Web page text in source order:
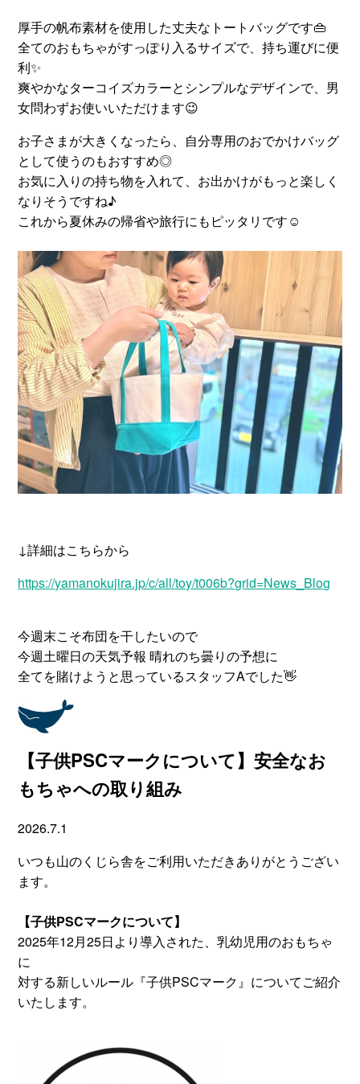
厚手の帆布素材を使用した丈夫なトートバッグです👜
全てのおもちゃがすっぽり入るサイズで、持ち運びに便
利✨
爽やかなターコイズカラーとシンプルなデザインで、男
女問わずお使いいただけます😉
お子さまが大きくなったら、自分専用のおでかけバッグ
として使うのもおすすめ◎
お気に入りの持ち物を入れて、お出かけがもっと楽しく
なりそうですね♪
これから夏休みの帰省や旅行にもピッタリです☺
↓詳細はこちらから
https://yamanokujira.jp/c/all/toy/t006b?grid=News_Blog
今週末こそ布団を干したいので
今週土曜日の天気予報 晴れのち曇りの予想に
全てを賭けようと思っているスタッフAでした👋
【子供PSCマークについて】安全なお
もちゃへの取り組み
2026.7.1
いつも山のくじら舎をご利用いただきありがとうござい
ます。
【子供PSCマークについて】
2025年12月25日より導入された、乳幼児用のおもちゃ
に
対する新しいルール『子供PSCマーク』についてご紹介
いたします。